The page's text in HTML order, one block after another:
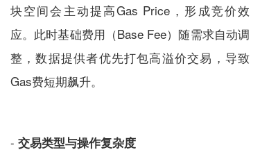
块空间会主动提高Gas Price，形成竞价效
应。此时基础费用（Base Fee）随需求自动调
整，数据提供者优先打包高溢价交易，导致
Gas费短期飙升。
- 交易类型与操作复杂度